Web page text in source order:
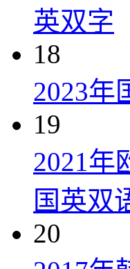
英双字
18
2023年
19
2021年
国英双
20